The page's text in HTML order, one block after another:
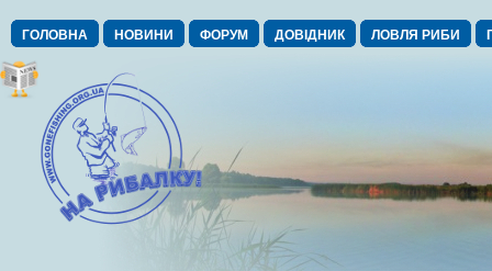
ГОЛОВНА НОВИНИ ФОРУМ ДОВІДНИК ЛОВЛЯ РИБИ